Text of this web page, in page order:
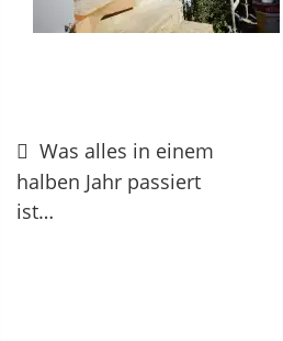
Beitragsnavigation
Was alles in einem
halben Jahr passiert
ist…